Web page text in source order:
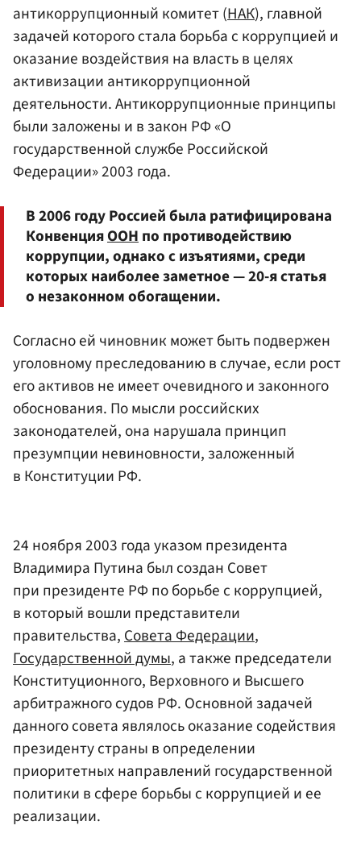
антикоррупционный комитет (НАК), главной
задачей которого стала борьба с коррупцией и
оказание воздействия на власть в целях
активизации антикоррупционной
деятельности. Антикоррупционные принципы
были заложены и в закон РФ «О
государственной службе Российской
Федерации» 2003 года.
В 2006 году Россией была ратифицирована
КонвенцияООН по противодействию
коррупции, однако с изъятиями, среди
которых наиболее заметное — 20-я статья
о незаконном обогащении.
Согласно ей чиновник может быть подвержен
уголовному преследованию в случае, если рост
его активов не имеет очевидного и законного
обоснования. По мысли российских
законодателей, она нарушала принцип
презумпции невиновности, заложенный
в Конституции РФ.
24 ноября 2003 года указом президента
Владимира Путина был создан Совет
при президенте РФ по борьбе с коррупцией,
в который вошли представители
правительства,Совета Федерации,
Государственной думы, а также председатели
Конституционного, Верховного и Высшего
арбитражного судов РФ. Основной задачей
данного совета являлось оказание содействия
президенту страны в определении
приоритетных направлений государственной
политики в сфере борьбы с коррупцией и ее
реализации.